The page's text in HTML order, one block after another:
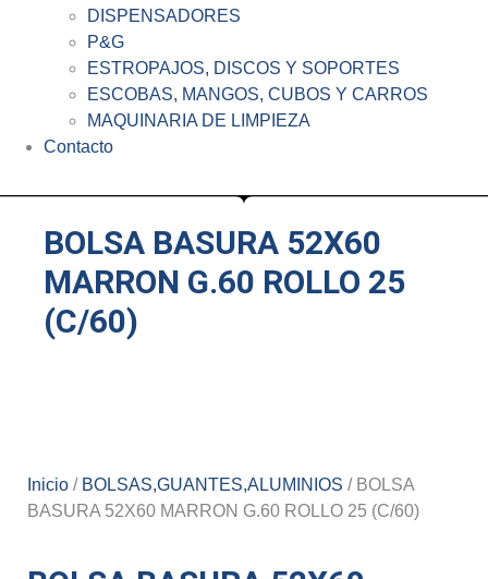
DISPENSADORES
P&G
ESTROPAJOS, DISCOS Y SOPORTES
ESCOBAS, MANGOS, CUBOS Y CARROS
MAQUINARIA DE LIMPIEZA
Contacto
BOLSA BASURA 52X60
MARRON G.60 ROLLO 25
(C/60)
Inicio / BOLSAS,GUANTES,ALUMINIOS / BOLSA
BASURA 52X60 MARRON G.60 ROLLO 25 (C/60)